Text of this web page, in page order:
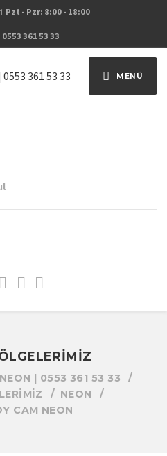
Pzt - Pzr: 8:00 - 18:00
0553 361 53 33
MENÜ
| 0553 361 53 33
NEON
CAM NEON